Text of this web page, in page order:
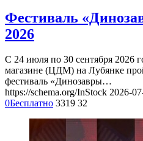
Фестиваль
2026
С 24 июля по 30 сентября 2026
магазине (ЦДМ) на Лубянке
фестиваль «Динозавры…
https://schema.org/InStock 2026-
0Бесплатно 3319 32